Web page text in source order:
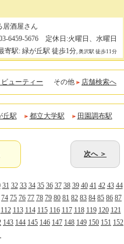
居酒屋さん
6459-5676 定休日:火曜日、水曜日
寄駅: 緑が丘駅 徒歩1分, 奥沢駅 徒歩11分
ューティー その他 店舗検索へ
丘駅 都立大学駅 田園調布駅
次へ ＞
31 32 33 34 35 36 37 38 39 40 41 42 43 44
74 75 76 77 78 79 80 81 82 83 84 85 86 87
112 113 114 115 116 117 118 119 120 121
143 144 145 146 147 148 149 150 151 152